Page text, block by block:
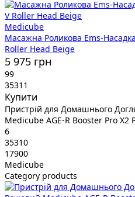
Medicube
Масажна Роликова Ems-
Roller Head Beige
5 975 грн
99
35311
Купити
Пристрій для Домашнього
Medicube AGE-R Booster Pro X2
6
35310
17900
Medicube
Category products